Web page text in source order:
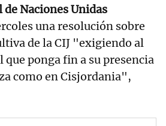
de Naciones Unidas
una resolución sobre
de la CIJ "exigiendo al
que ponga fin a su presencia
como en Cisjordania",